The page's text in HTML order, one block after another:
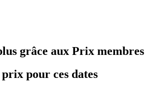
grâce aux Prix membres
pour ces dates